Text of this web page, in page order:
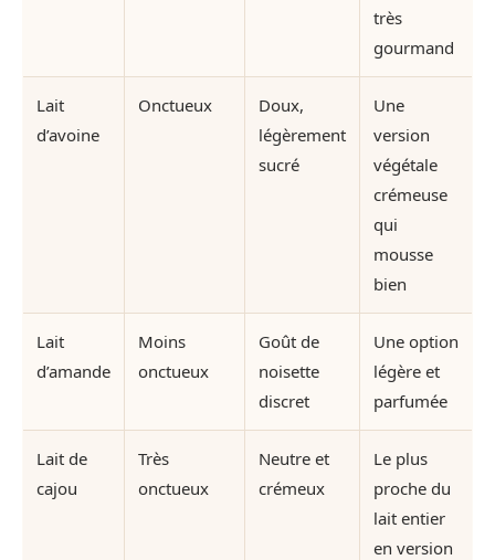
très
gourmand
Lait
d’avoine
Onctueux
Doux,
légèrement
sucré
Une
version
végétale
crémeuse
qui
mousse
bien
Lait
d’amande
Moins
onctueux
Goût de
noisette
discret
Une option
légère et
parfumée
Lait de
cajou
Très
onctueux
Neutre et
crémeux
Le plus
proche du
lait entier
en version